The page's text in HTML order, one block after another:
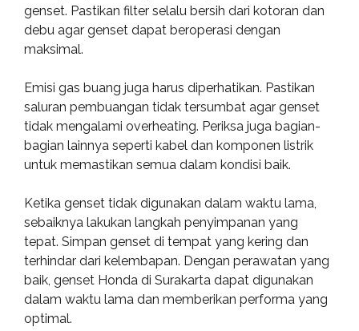
genset. Pastikan filter selalu bersih dari kotoran dan
debu agar genset dapat beroperasi dengan
maksimal.
Emisi gas buang juga harus diperhatikan. Pastikan
saluran pembuangan tidak tersumbat agar genset
tidak mengalami overheating. Periksa juga bagian-
bagian lainnya seperti kabel dan komponen listrik
untuk memastikan semua dalam kondisi baik.
Ketika genset tidak digunakan dalam waktu lama,
sebaiknya lakukan langkah penyimpanan yang
tepat. Simpan genset di tempat yang kering dan
terhindar dari kelembapan. Dengan perawatan yang
baik, genset Honda di Surakarta dapat digunakan
dalam waktu lama dan memberikan performa yang
optimal.